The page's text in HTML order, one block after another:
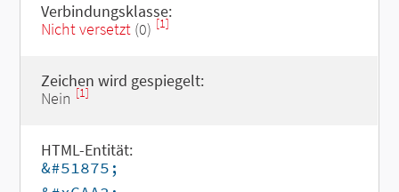
Verbindungsklasse:
Nicht versetzt(0) [1]
Zeichen wird gespiegelt:
Nein [1]
HTML-Entität:
&#51875;